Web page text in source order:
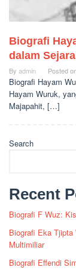
Biografi
dalam
By admin Posted
Biografi Hayam
Hayam Wuruk,
Majapahit, […]
Search
Recent
Biografi F Wuz:
Biografi Eka
Multimiliar
Biografi Effendi